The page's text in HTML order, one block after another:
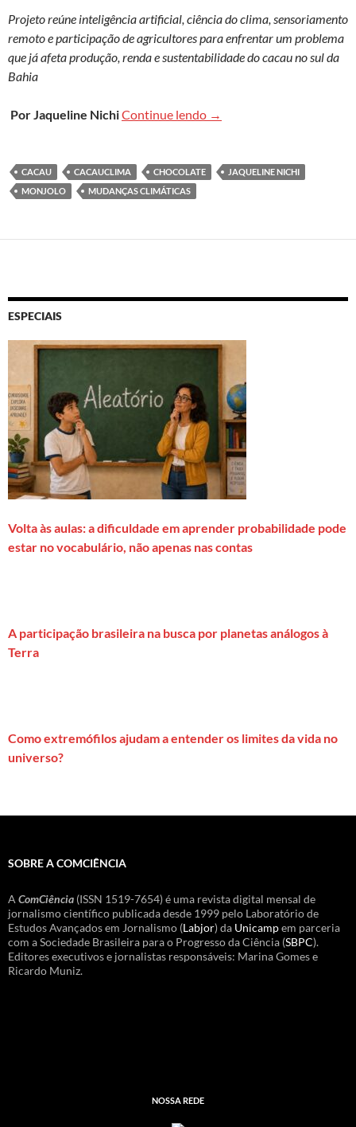
Projeto reúne inteligência artificial, ciência do clima, sensoriamento
remoto e participação de agricultores para enfrentar um problema
que já afeta produção, renda e sustentabilidade do cacau no sul da
Bahia
Por Jaqueline NichiContinue lendo Entre sombra e calor: o
→
CACAU CACAUCLIMA CHOCOLATE
JAQUELINE NICHI
MONJOLO
MUDANÇAS CLIMÁTICAS
ESPECIAIS
Volta às aulas: a dificuldade em aprender probabilidade pode
estar no vocabulário, não apenas nas contas
A participação brasileira na busca por planetas análogos à
Terra
Como extremófilos ajudam a entender os limites da vida no
universo?
SOBRE A COMCIÊNCIA
A ComCiência (ISSN 1519-7654) é uma revista digital mensal de
jornalismo científico publicada desde 1999 pelo Laboratório de
Estudos Avançados em Jornalismo (Labjor) da Unicampem parceria
com a Sociedade Brasileira para o Progresso da Ciência (SBPC).
Editores executivos e jornalistas responsáveis: Marina Gomes e
Ricardo Muniz.
NOSSA REDE